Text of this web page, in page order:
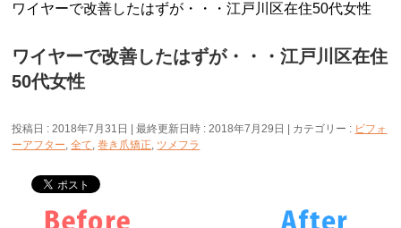
ワイヤーで改善したはずが・・・江戸川区在住50代女性
ワイヤーで改善したはずが・・・江戸川区在住
50代女性
投稿日 : 2018年7月31日 最終更新日時 : 2018年7月29日 カテゴリー : ビフォ
ーアフター,全て,巻き爪矯正, ツメフラ